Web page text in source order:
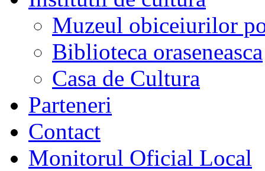
Muzeul obiceiurilor
Biblioteca oraseneasca
Casa de Cultura
Parteneri
Contact
Monitorul Oficial Local